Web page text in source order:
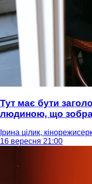
Тут має бути
людиною, що
Ірина цілик,
16 вересня 21:00